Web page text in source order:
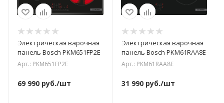
Электрическая варочная
панель Bosch PKM651FP2E
Арт.: PKM651FP2E
69 990 руб./шт
Электрическая варочная
панель Bosch PKM61RAA8E
Арт.: PKM61RAA8E
31 990руб./шт